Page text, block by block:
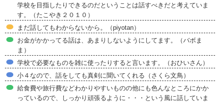
学校を目指したりできるのだということは話すべきだと考えていま
す。（たこやき２０１０）
まだ話してもわからないから。（piyotan）
お金がかかってる話は、あまりしないようにしてます。（バボま
ま）
学校で必要なものを雑に使ったりすると言います。（おひいさん）
小４なので、話をしても真剣に聞いてくれる（さくら文鳥）
給食費や旅行費などわかりやすいものの他にも色んなところにかか
っているので、しっかり頑張るように・・・という風に話していま